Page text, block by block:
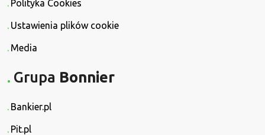
Polityka Cookies
Ustawienia plików cookie
Media
Grupa Bonnier
Bankier.pl
Pit.pl